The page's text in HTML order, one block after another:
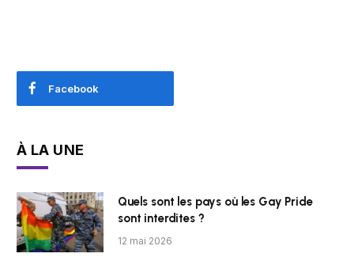
Facebook
À LA UNE
Quels sont les pays où les Gay Pride
sont interdites ?
12 mai 2026